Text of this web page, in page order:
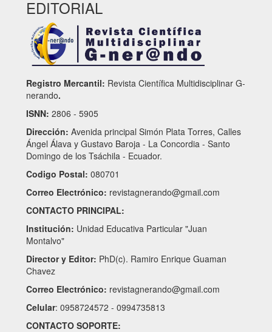
EDITORIAL
Registro Mercantil: Revista Científica Multidisciplinar G-
nerando.
ISNN: 2806 - 5905
Dirección: Avenida principal Simón Plata Torres, Calles
Ángel Álava y Gustavo Baroja - La Concordia - Santo
Domingo de los Tsáchila - Ecuador.
Codigo Postal: 080701
Correo Electrónico: revistagnerando@gmail.com
CONTACTO PRINCIPAL:
Institución: Unidad Educativa Particular "Juan
Montalvo"
Director y Editor: PhD(c). Ramiro Enrique Guaman
Chavez
Correo Electrónico: revistagnerando@gmail.com
Celular: 0958724572 - 0994735813
CONTACTO SOPORTE: